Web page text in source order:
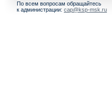
По всем вопросам обращайтесь
к администрации: cap@ksp-msk.ru